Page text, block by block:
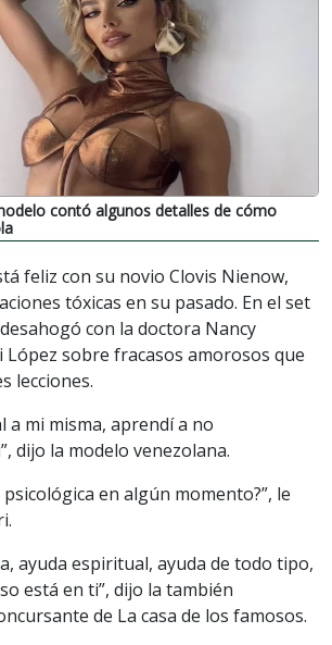
contó algunos detalles de cómo
feliz con su novio Clovis Nienow,
tóxicas en su pasado. En el set
con la doctora Nancy
López sobre fracasos amorosos que
lecciones.
a mi misma, aprendí a no
dijo la modelo venezolana.
psicológica en algún momento?”, le
ayuda espiritual, ayuda de todo tipo,
está en ti”, dijo la también
de La casa de los famosos.